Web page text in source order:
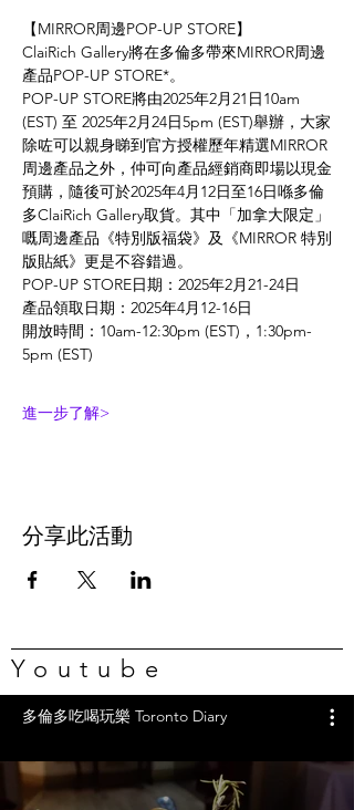
【MIRROR周邊POP-UP STORE】
ClaiRich Gallery將在多倫多帶來MIRROR周邊
產品POP-UP STORE*。
POP-UP STORE將由2025年2月21日10am
(EST) 至 2025年2月24日5pm (EST)舉辦，大家
除咗可以親身睇到官方授權歷年精選MIRROR
周邊產品之外，仲可向產品經銷商即場以現金
預購，隨後可於2025年4月12日至16日喺多倫
多ClaiRich Gallery取貨。其中「加拿大限定」
嘅周邊產品《特別版福袋》及《MIRROR 特別
版貼紙》更是不容錯過。
POP-UP STORE日期：2025年2月21-24日
產品領取日期：2025年4月12-16日
開放時間：10am-12:30pm (EST)，1:30pm-
5pm (EST)
進一步了解>
分享此活動
Youtube
多倫多吃喝玩樂 Toronto Diary